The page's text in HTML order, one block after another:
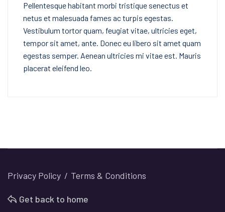
Pellentesque habitant morbi tristique senectus et
netus et malesuada fames ac turpis egestas.
Vestibulum tortor quam, feugiat vitae, ultricies eget,
tempor sit amet, ante. Donec eu libero sit amet quam
egestas semper. Aenean ultricies mi vitae est. Mauris
placerat eleifend leo.
Privacy Policy Terms & Conditions
Get back to home